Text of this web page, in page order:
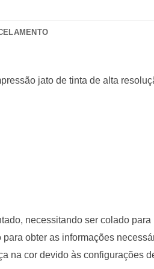
jato de tinta de alta
necessitando ser colado para
obter as informações
na cor devido às configurações